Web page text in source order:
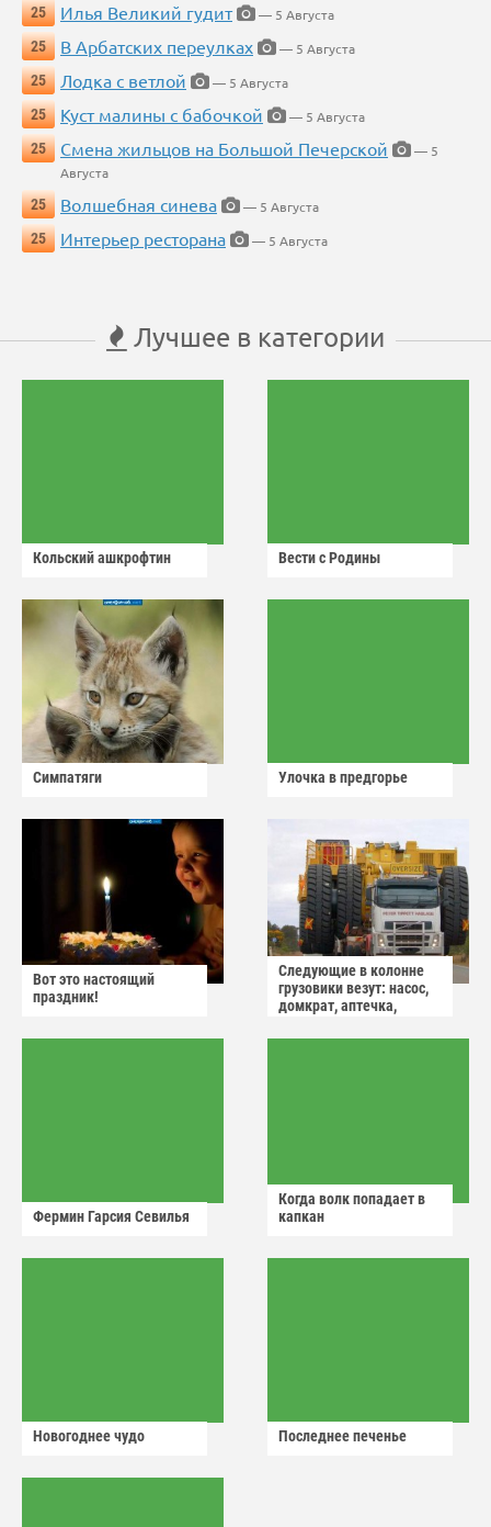
25
Илья Великий гудит
— 5 Августа
25
В Арбатских переулках
— 5 Августа
25
Лодка с ветлой
— 5 Августа
25
Куст малины с бабочкой
— 5 Августа
25
Смена жильцов на Большой Печерской
— 5
Августа
25
Волшебная синева
— 5 Августа
25
Интерьер ресторана — 5 Августа
Лучшее в категории
Кольский ашкрофтин Вести с Родины
Симпатяги Улочка в предгорье
Вот это настоящий
праздник!
Следующие в колонне
грузовики везут: насос,
домкрат, аптечка,
Фермин Гарсия Севилья
Когда волк попадает в
капкан
Новогоднее чудо Последнее печенье